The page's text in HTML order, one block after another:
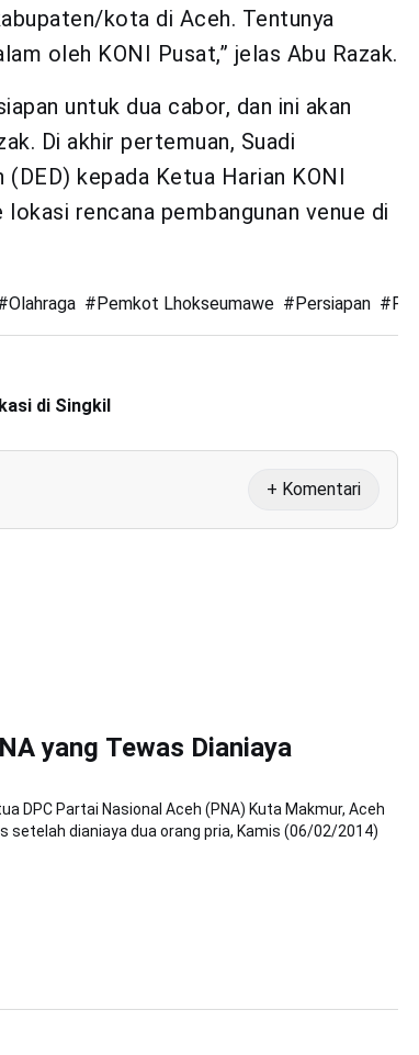
kota di Aceh. Tentunya
oleh KONI Pusat,” jelas Abu Razak.
untuk dua cabor, dan ini akan
Di akhir pertemuan, Suadi
kepada Ketua Harian KONI
rencana pembangunan venue di
Olahraga # Pemkot Lhokseumawe # Persiapan # PON
di Singkil
+ Komentari
yang Tewas Dianiaya
DPC Partai Nasional Aceh (PNA) Kuta Makmur, Aceh
setelah dianiaya dua orang pria, Kamis (06/02/2014)